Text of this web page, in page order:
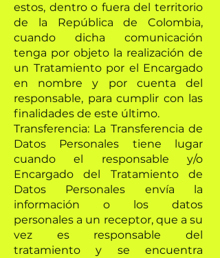
estos, dentro o fuera del territorio
de la República de Colombia,
cuando dicha comunicación
tenga por objeto la realización de
un Tratamiento por el Encargado
en nombre y por cuenta del
responsable, para cumplir con las
finalidades de este último.
Transferencia: La Transferencia de
Datos Personales tiene lugar
cuando el responsable y/o
Encargado del Tratamiento de
Datos Personales envía la
información o los datos
personales a un receptor, que a su
vez es responsable del
tratamiento y se encuentra